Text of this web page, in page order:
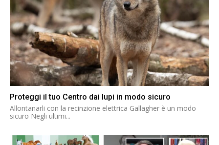
Proteggi il tuo Centro dai lupi in modo sicuro
Allontanarli con la recinzione elettrica Gallagher è un modo
sicuro Negli ultimi...